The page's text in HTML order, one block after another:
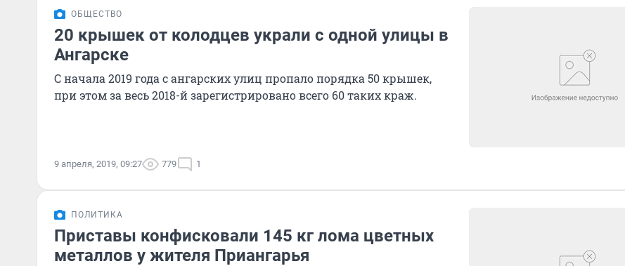
ОБЩЕСТВО
20 крышек от колодцев украли с одной улицы в
Ангарске
С начала 2019 года с ангарских улиц пропало порядка 50 крышек,
при этом за весь 2018-й зарегистрировано всего 60 таких краж.
9 апреля, 2019, 09:27 779 1
ПОЛИТИКА
Приставы конфисковали 145 кг лома цветных
металлов у жителя Приангарья